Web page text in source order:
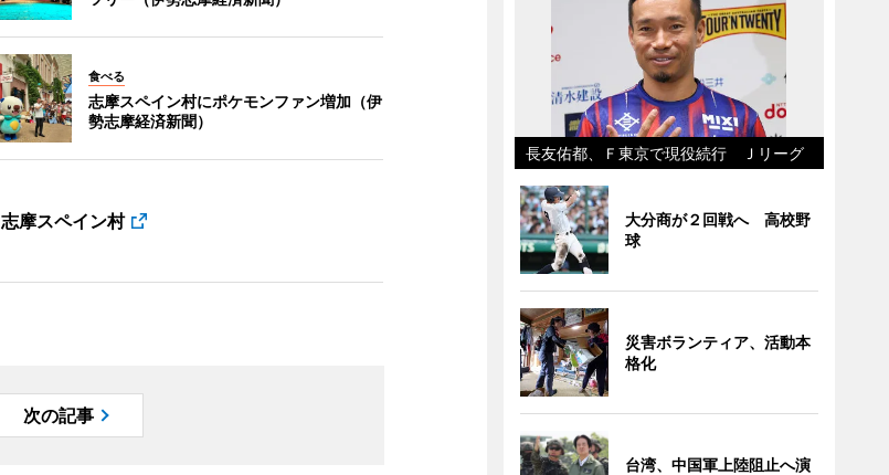
食べる
志摩スペイン村にポケモンファン増加（伊
勢志摩経済新聞）
志摩スペイン村
次の記事
長友佑都、Ｆ東京で現役続行 Ｊリーグ
大分商が２回戦へ 高校野
球
災害ボランティア、活動本
格化
台湾、中国軍上陸阻止へ演